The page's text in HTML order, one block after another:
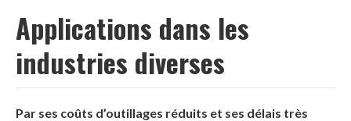
Applications dans les
industries diverses
Par ses coûts d’outillages réduits et ses délais très